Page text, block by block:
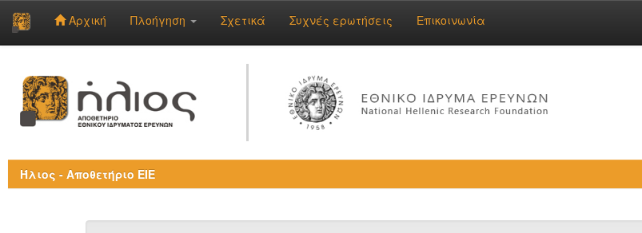
navigation
Αρχική Πλοήγηση Σχετικά Συχνές ερωτήσεις Επικοινωνία
Ήλιος - Αποθετήριο ΕΙΕ